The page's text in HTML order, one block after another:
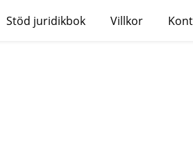
Stöd juridikbok Villkor